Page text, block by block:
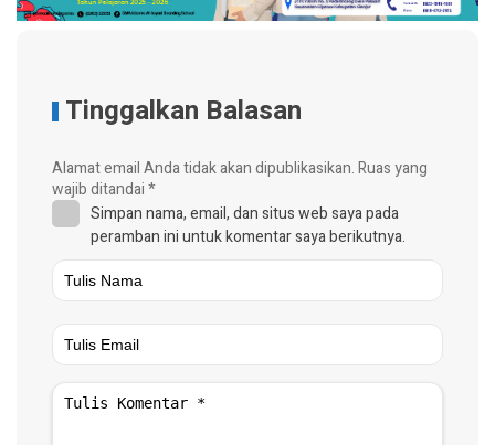
Tinggalkan Balasan
Alamat email Anda tidak akan dipublikasikan.Ruas yang
wajib ditandai*
Simpan nama, email, dan situs web saya pada
peramban ini untuk komentar saya berikutnya.